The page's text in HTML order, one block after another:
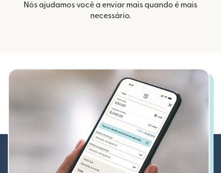
Nós ajudamos você a enviar mais quando é mais
necessário.